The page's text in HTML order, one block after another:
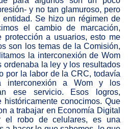
y no tan glamuroso, pero
Se hizo un régimen de
el cambio de marcación,
a usuarios, esto me
son los temas de la Comisión,
la interconexión de Wom
ordenaba la ley y los resultados
por la labor de la CRC, todavía
a Wom y los
ese servicio. Esos logros,
conocimos. Que
a trabajar en Economía Digital
el robo de celulares, es una